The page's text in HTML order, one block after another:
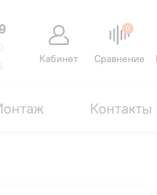
Кабинет
0
Сравнение
Контакты